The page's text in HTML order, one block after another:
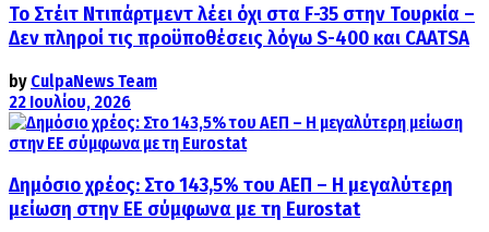
Το Στέιτ Ντιπάρτμεντ λέει όχι στα F-35 στην Τουρκία –
Δεν πληροί τις προϋποθέσεις λόγω S-400 και CAATSA
by CulpaNews Team
22 Ιουλίου, 2026
Δημόσιο χρέος: Στο 143,5% του ΑΕΠ – Η μεγαλύτερη
μείωση στην ΕΕ σύμφωνα με τη Eurostat